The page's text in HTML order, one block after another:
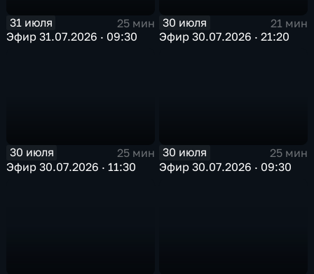
31 июля
25 мин
Эфир 31.07.2026 · 09:30
30 июля
21 мин
Эфир 30.07.2026 · 21:20
30 июля
25 мин
Эфир 30.07.2026 · 11:30
30 июля
25 мин
Эфир 30.07.2026 · 09:30